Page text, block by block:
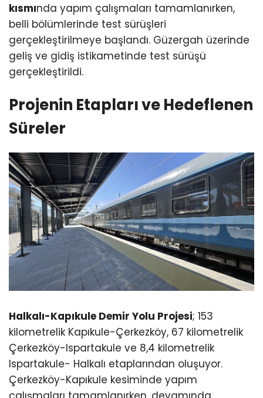
kısmında yapım çalışmaları tamamlanırken,
belli bölümlerinde test sürüşleri
gerçekleştirilmeye başlandı. Güzergah üzerinde
geliş ve gidiş istikametinde test sürüşü
gerçekleştirildi.
Projenin Etapları ve Hedeflenen
Süreler
Halkalı-Kapıkule Demir Yolu Projesi; 153
kilometrelik Kapıkule-Çerkezköy, 67 kilometrelik
Çerkezköy-Ispartakule ve 8,4 kilometrelik
Ispartakule- Halkalı etaplarından oluşuyor.
Çerkezköy-Kapıkule kesiminde yapım